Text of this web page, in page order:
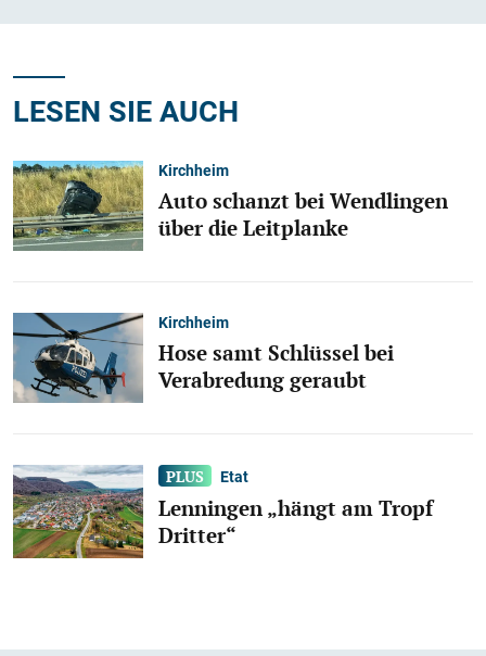
LESEN SIE AUCH
Kirchheim
Auto schanzt bei Wendlingen
über die Leitplanke
Kirchheim
Hose samt Schlüssel bei
Verabredung geraubt
Etat
Lenningen „hängt am Tropf
Dritter“